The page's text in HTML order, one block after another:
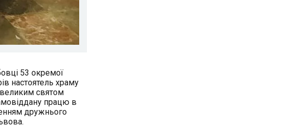
53 окремої
настоятель храму
великим святом
працю в
дружнього